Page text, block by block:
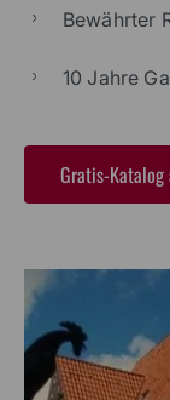
Bewährter
10 Jahre
Gratis-